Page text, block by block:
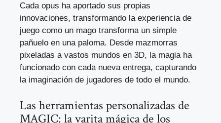
Cada opus ha aportado sus propias
innovaciones, transformando la experiencia de
juego como un mago transforma un simple
pañuelo en una paloma. Desde mazmorras
pixeladas a vastos mundos en 3D, la magia ha
funcionado con cada nueva entrega, capturando
la imaginación de jugadores de todo el mundo.
Las herramientas personalizadas de
MAGIC: la varita mágica de los